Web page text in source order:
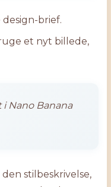
brief.
et nyt billede,
Nano Banana
stilbeskrivelse,